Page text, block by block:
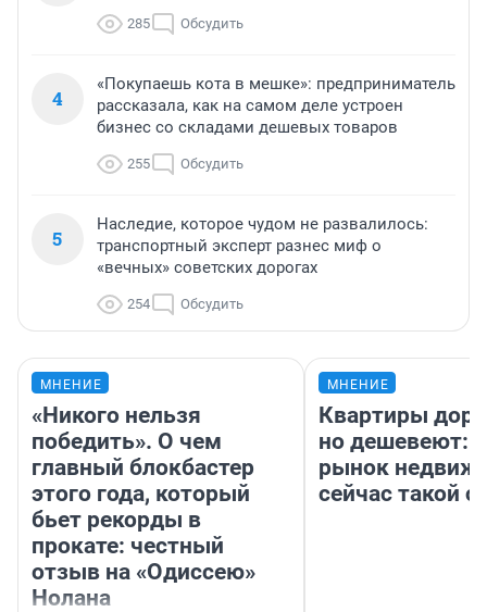
285 Обсудить
4
«Покупаешь кота в мешке»: предприниматель
рассказала, как на самом деле устроен
бизнес со складами дешевых товаров
255 Обсудить
5
Наследие, которое чудом не развалилось:
транспортный эксперт разнес миф о
«вечных» советских дорогах
254 Обсудить
МНЕНИЕ
«Никого нельзя
победить». О чем
главный блокбастер
этого года, который
бьет рекорды в
прокате: честный
отзыв на «Одиссею»
Нолана
МНЕНИЕ
Квартиры
но дешевеют:
рынок
сейчас такой